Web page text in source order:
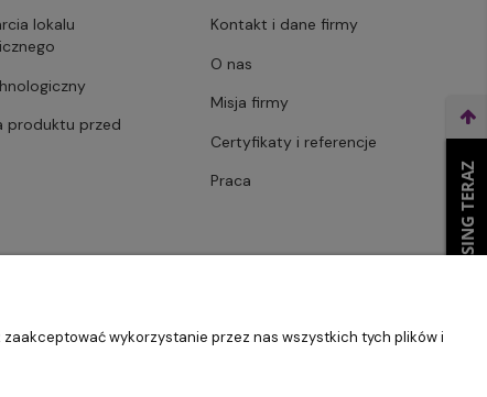
lokalu
produktu przed
Kontakt i dane firmy
O nas
Misja firmy
Certyfikaty i referencje
Praca
wykorzystanie przez nas wszystkich tych plików i
WEŹ LEASING TERAZ